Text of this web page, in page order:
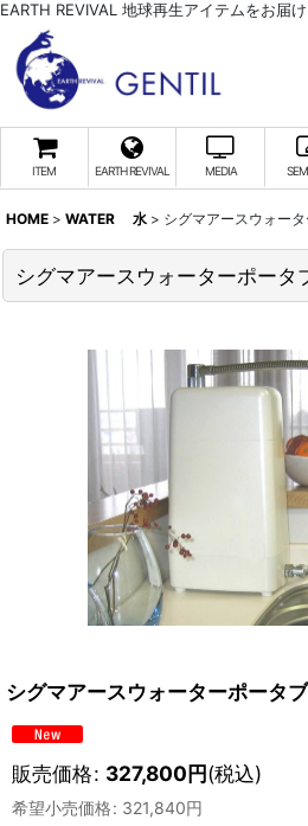
EARTH REVIVAL 地球再生アイテムをお届け
ITEM EARTH REVIVAL MEDIA
HOME > WATER 水 > シグマアースウォー
シグマアースウォーターポータ
シグマアースウォーターポータ
販売価格: 327,800円(税込)
希望小売価格: 321,840円